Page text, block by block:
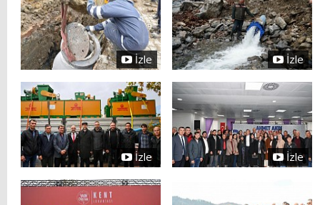
İzle İzle
İzle İzle